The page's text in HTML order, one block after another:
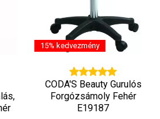
15% kedvezmény
CODA'S Beauty Gurulós
Forgózsámoly Fehér
E19187